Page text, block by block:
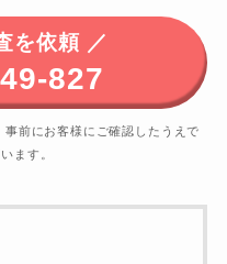
を依頼 ／
827
前にお客様にご確認したうえで
ます。